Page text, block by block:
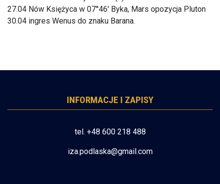
27.04 Nów Księżyca w 07°46′ Byka, Mars opozycja Pluton
30.04 ingres Wenus do znaku Barana.
INFORMACJE I ZAPISY
tel. +48 600 218 488
iza.podlaska@gmail.com